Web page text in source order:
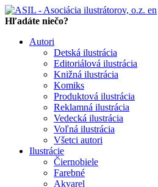
en
Hľadáte niečo?
Autori
Detská ilustrácia
Editoriálová ilustrácia
Knižná ilustrácia
Komiks
Produktová ilustrácia
Reklamná ilustrácia
Vedecká ilustrácia
Voľná ilustrácia
Všetci autori
Ilustrácie
Čiernobiele
Farebné
Akvarel